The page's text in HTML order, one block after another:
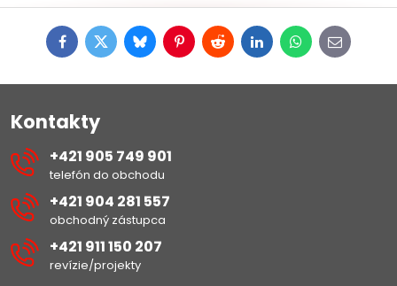
FacebookTwitterBlueskyPinterestRedditLinkedInWhatsApp
E-
mail
Kontakty
+421 905 749 901
telefón do obchodu
+421 904 281 557
obchodný zástupca
+421 911 150 207
revízie/projekty